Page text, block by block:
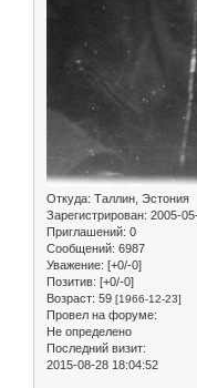
Откуда: Таллин, Эстония
Зарегистрирован: 2005-
Приглашений: 0
Сообщений: 6987
Уважение: [+0/-0]
Позитив: [+0/-0]
Возраст: 59 [1966-12-23]
Провел на форуме:
Не определено
Последний визит:
2015-08-28 18:04:52